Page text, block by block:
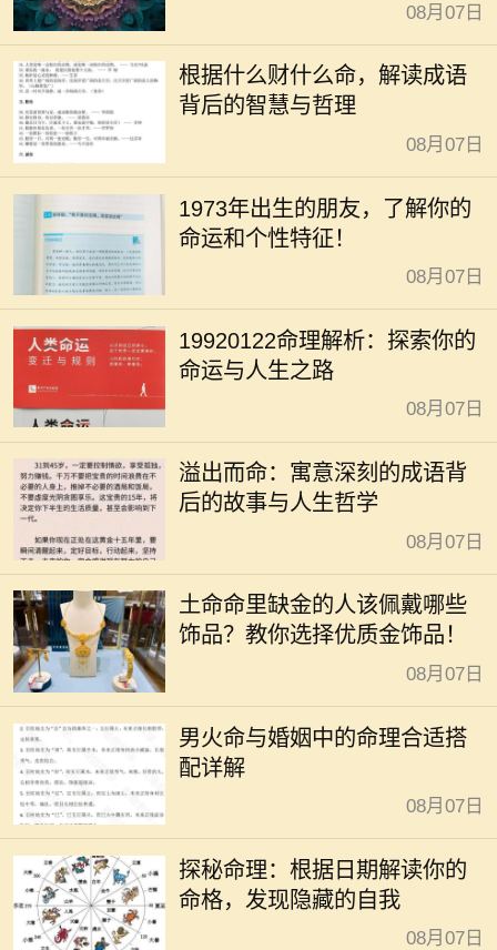
08月07日
根据什么财什么命，解读成语
背后的智慧与哲理
08月07日
1973年出生的朋友，了解你的
命运和个性特征！
08月07日
19920122命理解析：探索你的
命运与人生之路
08月07日
溢出而命：寓意深刻的成语背
后的故事与人生哲学
08月07日
土命命里缺金的人该佩戴哪些
饰品？教你选择优质金饰品！
08月07日
男火命与婚姻中的命理合适搭
配详解
08月07日
探秘命理：根据日期解读你的
命格，发现隐藏的自我
08月07日